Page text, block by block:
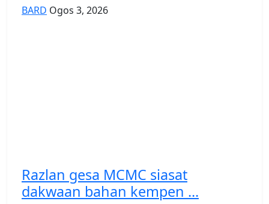
BARD Ogos 3, 2026
Razlan gesa MCMC siasat
dakwaan bahan kempen ...